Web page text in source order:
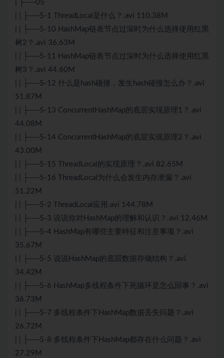
| ├──05
| | ├──5-1 ThreadLocal是什么？.avi 110.38M
| | ├──5-10 HashMap链表节点过深时为什么选择使用红黑
树2？.avi 36.63M
| | ├──5-11 HashMap链表节点过深时为什么选择使用红黑
树3？.avi 44.60M
| | ├──5-12 什么是hash碰撞，发生hash碰撞怎么办？.avi
51.87M
| | ├──5-13 ConcurrentHashMap的底层实现原理1？.avi
44.08M
| | ├──5-14 ConcurrentHashMap的底层实现原理2？.avi
43.00M
| | ├──5-15 ThreadLocal的实现原理？.avi 82.65M
| | ├──5-16 ThreadLocal为什么会发生内存泄漏？.avi
51.22M
| | ├──5-2 ThreadLocal应用.avi 144.78M
| | ├──5-3 说说你对HashMap的理解和认识？.avi 12.46M
| | ├──5-4 HashMap有哪些主要特征和注意事项？.avi
35.67M
| | ├──5-5 说说HashMap的底层数据存储结构？.avi
34.42M
| | ├──5-6 HashMap多线程条件下死循环是怎么回事？.avi
36.73M
| | ├──5-7 多线程条件下HashMap数据丢失问题？.avi
26.72M
| | ├──5-8 多线程条件下HashMap都存在什么问题？.avi
27.29M